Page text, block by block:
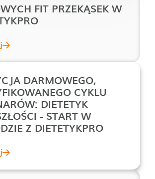
FIT PRZEKĄSEK W
DARMOWEGO,
CYKLU
DIETETYK
- START W
Z DIETETYKPRO